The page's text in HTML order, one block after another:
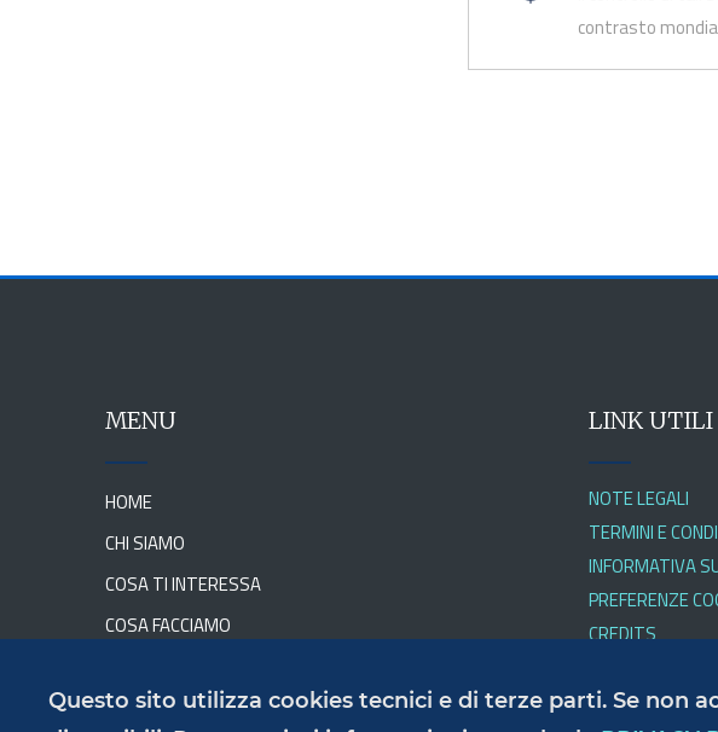
contrasto
MENU
HOME
CHI SIAMO
COSA TI INTERESSA
COSA FACCIAMO
DOVE SIAMO
LINK UTILI
NOTE LEGALI
TERMINI E
INFORMATIVA
PREFERENZE
CREDITS
Questo sito utilizza cookies tecnici e di terze parti. Se non